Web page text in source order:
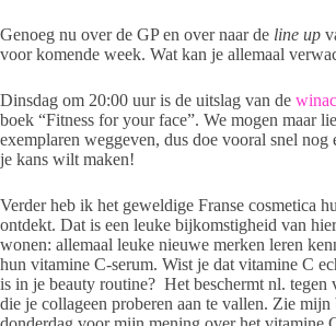
Genoeg nu over de GP en over naar de line up
voor komende week. Wat kan je allemaal
Dinsdag om 20:00 uur is de uitslag van de
boek “Fitness for your face”. We mogen maar
exemplaren weggeven, dus doe vooral snel nog
je kans wilt maken!
Verder heb ik het geweldige Franse cosmetica
ontdekt. Dat is een leuke bijkomstigheid van
wonen: allemaal leuke nieuwe merken leren
hun vitamine C-serum. Wist je dat vitamine C
is in je beauty routine? Het beschermt nl. tegen
die je collageen proberen aan te vallen. Zie mijn